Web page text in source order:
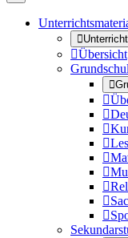

Übersicht









